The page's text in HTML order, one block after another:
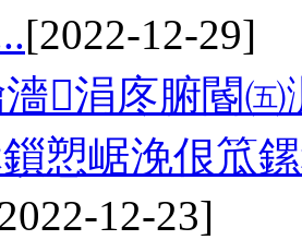
[2022-12-29]
涓庝腑閽
愬崌浼佷笟
12-23]